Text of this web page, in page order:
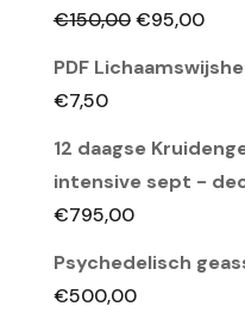
€150,00 €95,00
is:
PDF
€7,50
12 daagse
intensive sept -
€795,00
Psychedelisch
€500,00